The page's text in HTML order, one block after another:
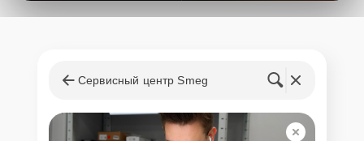
запчастей
Для всех клиентов действуют демократичные и фиксированные
цены. Конечная стоимость работ обсуждается с клиентом и не в
Сервисный центр Smeg